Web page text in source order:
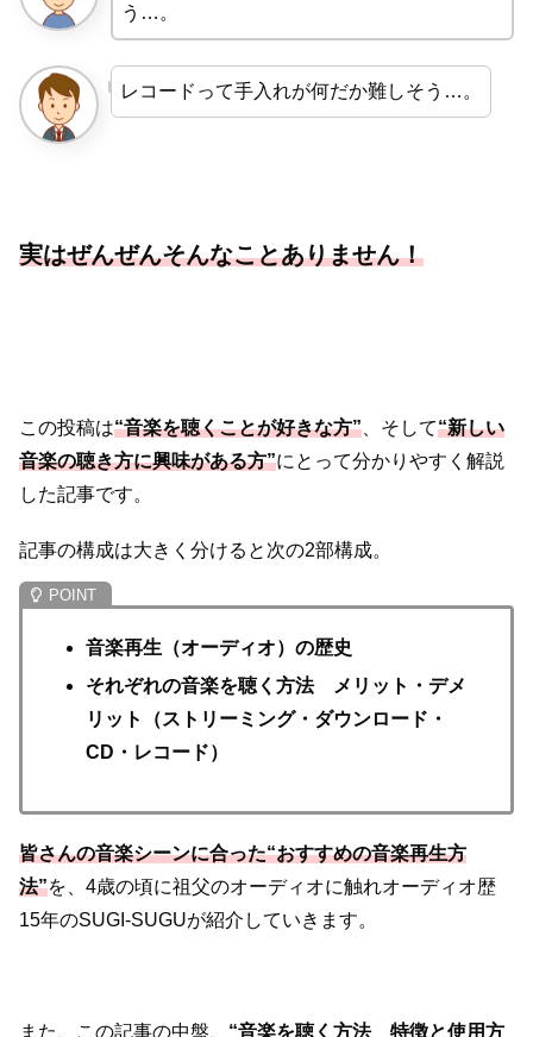
う…。
レコードって手入れが何だか難しそう…。
実はぜんぜんそんなことありません！
この投稿は“音楽を聴くことが好きな方” 、そして“新しい
音楽の聴き方に興味がある方”にとって分かりやすく解説
した記事です。
記事の構成は大きく分けると次の2部構成。
音楽再生（オーディオ）の歴史
それぞれの音楽を聴く方法 メリット・デメ
リット（ストリーミング・ダウンロード・
CD・レコード）
皆さんの音楽シーンに合った“おすすめの音楽再生方
法”を、4歳の頃に祖父のオーディオに触れオーディオ歴
15年のSUGI-SUGUが紹介していきます。
また、この記事の中盤、 “音楽を聴く方法 特徴と使用方